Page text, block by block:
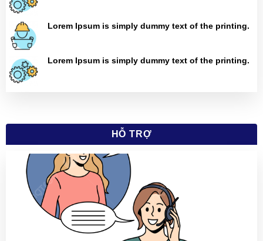
Lorem Ipsum is simply dummy text of the printing.
Lorem Ipsum is simply dummy text of the printing.
HỖ TRỢ